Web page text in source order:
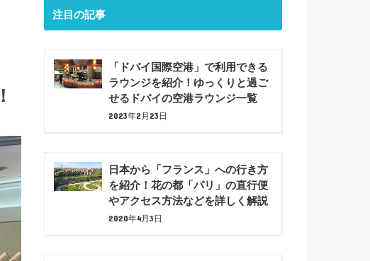
注目の記事
「ドバイ国際空港」で利用できる
ラウンジを紹介！ゆっくりと過ご
せるドバイの空港ラウンジ一覧
2023年2月23日
日本から「フランス」への行き方
を紹介！花の都「パリ」の直行便
やアクセス方法などを詳しく解説
2020年4月3日